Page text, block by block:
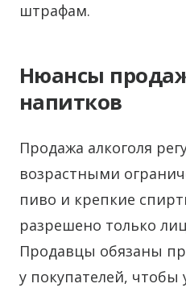
штрафам.
Нюансы
напитков
Продажа алкоголя
возрастными
пиво и крепкие
разрешено только
Продавцы обязаны
у покупателей, чтобы